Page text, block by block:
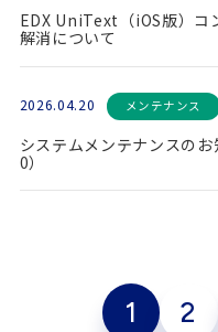
EDX UniText（iOS版）コ
解消について
2026.04.20 メンテナンス
システムメンテナンスの
0）
1 2